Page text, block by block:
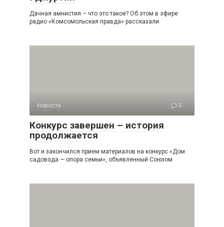
Дачная амнистия – что это такое? Об этом в эфире
радио «Комсомольская правда» рассказали
Новости 0
Конкурс завершен – история
продолжается
Вот и закончился прием материалов на конкурс «Дом
садовода — опора семьи», объявленный Союзом